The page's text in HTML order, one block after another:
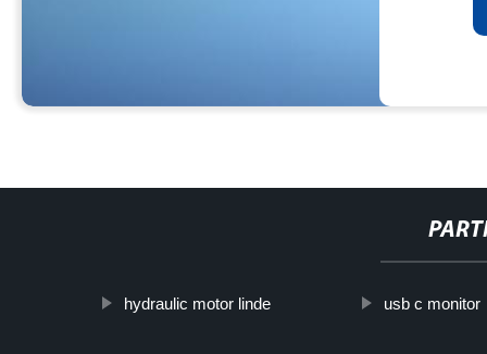
hydraulic motor linde usb c monitor